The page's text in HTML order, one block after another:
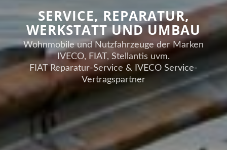
SERVICE, REPARATUR,
WERKSTATT UND UMBAU
Wohnmobile und Nutzfahrzeuge der Marken
IVECO, FIAT, Stellantis uvm.
FIAT Reparatur-Service & IVECO Service-
Vertragspartner